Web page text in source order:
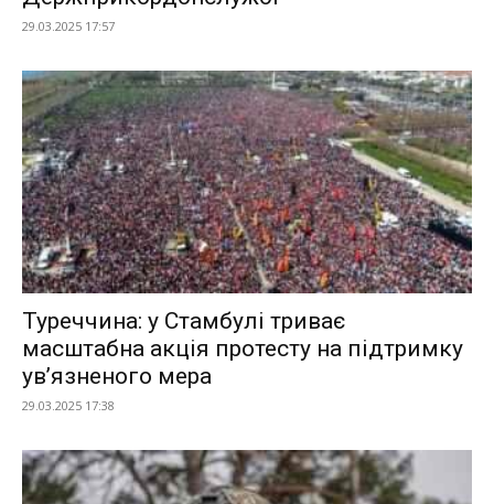
29.03.2025 17:57
Туреччина: у Стамбулі триває
масштабна акція протесту на підтримку
ув’язненого мера
29.03.2025 17:38